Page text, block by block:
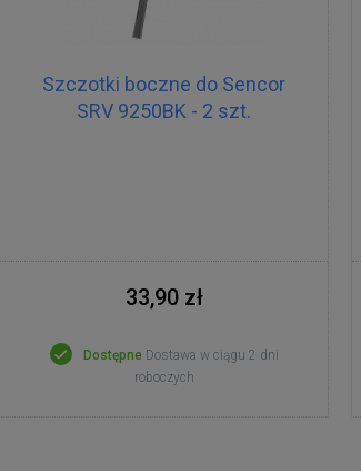
Szczotki boczne do Sencor
SRV 9250BK - 2 szt.
33,90 zł
Dostępne Dostawa w ciągu 2 dni
roboczych